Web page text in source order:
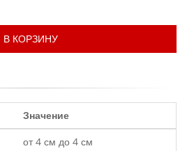
В КОРЗИНУ
Значение
от 4 см до 4 см